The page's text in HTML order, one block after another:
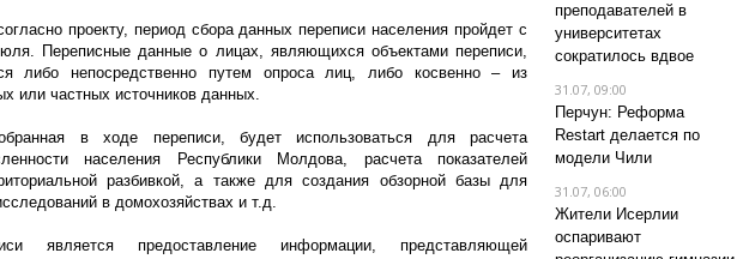
проекту, период сбора данных переписи населения пройдет с
Переписные данные о лицах, являющихся объектами переписи,
либо непосредственно путем опроса лиц, либо косвенно – из
или частных источников данных.
в ходе переписи, будет использоваться для расчета
населения Республики Молдова, расчета показателей
разбивкой, а также для создания обзорной базы для
в домохозяйствах и т.д.
является предоставление информации, представляющей
преподавателей в
университетах
сократилось вдвое
31.07, 09:00
Перчун: Реформа
Restart делается по
модели Чили
31.07, 06:00
Жители Исерлии
оспаривают